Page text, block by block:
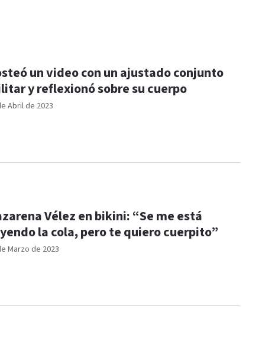
Abril de 2023
un video con un ajustado conjunto
y reflexionó sobre su cuerpo
Marzo de 2023
Vélez en bikini: “Se me está
la cola, pero te quiero cuerpito”